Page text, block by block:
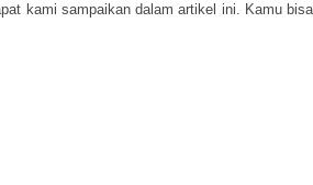
kami sampaikan dalam artikel ini. Kamu